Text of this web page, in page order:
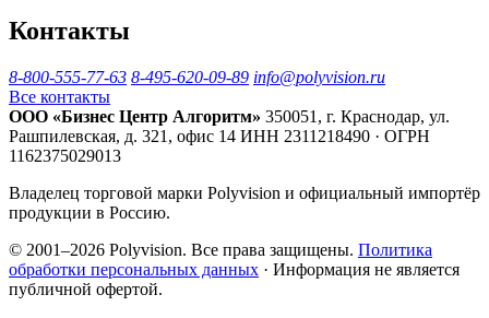
Контакты
8-800-555-77-63 8-495-620-09-89 info@polyvision.ru
Все контакты
ООО «Бизнес Центр Алгоритм» 350051, г. Краснодар, ул.
Рашпилевская, д. 321, офис 14 ИНН 2311218490 · ОГРН
1162375029013
Владелец торговой марки Polyvision и официальный импортёр
продукции в Россию.
© 2001–2026 Polyvision. Все права защищены. Политика
обработки персональных данных · Информация не является
публичной офертой.